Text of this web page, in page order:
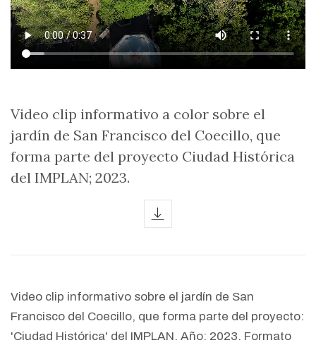
Video clip informativo a color sobre el
jardín de San Francisco del Coecillo, que
forma parte del proyecto Ciudad Histórica
del IMPLAN; 2023.
Video clip informativo sobre el jardín de San
Francisco del Coecillo, que forma parte del proyecto:
'Ciudad Histórica' del IMPLAN. Año: 2023. Formato